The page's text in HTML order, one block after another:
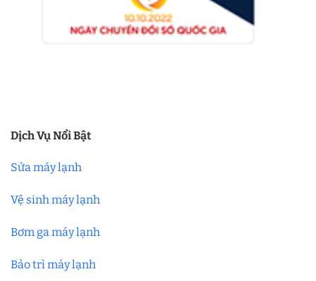
Dịch Vụ Nổi Bật
Sửa máy lạnh
Vệ sinh máy lạnh
Bơm ga máy lạnh
Bảo trì máy lạnh